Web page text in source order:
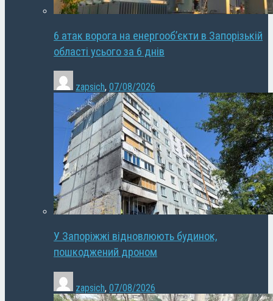
6 атак ворога на енергооб’єкти в Запорізькій
області усього за 6 днів
zapsich, 07/08/2026
У Запоріжжі відновлюють будинок,
пошкоджений дроном
zapsich, 07/08/2026